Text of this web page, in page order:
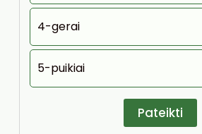
4-gerai
5-puikiai